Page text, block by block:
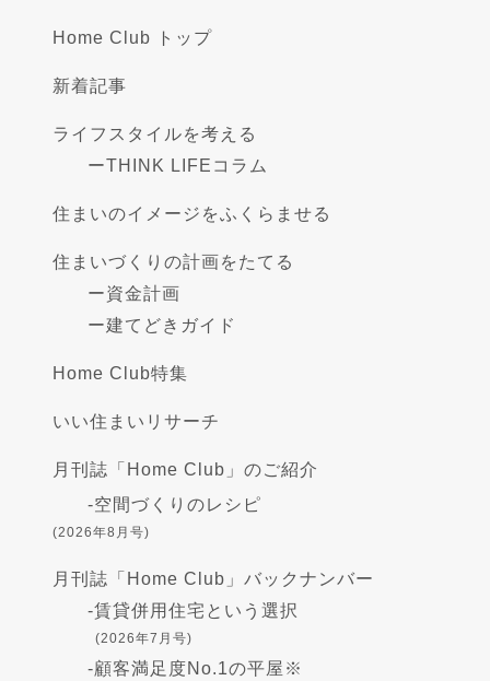
Home Club トップ
新着記事
ライフスタイルを考える
ーTHINK LIFEコラム
住まいのイメージをふくらませる
住まいづくりの計画をたてる
ー資金計画
ー建てどきガイド
Home Club特集
いい住まいリサーチ
月刊誌「Home Club」のご紹介
-空間づくりのレシピ
(2026年8月号)
月刊誌「Home Club」バックナンバー
-賃貸併用住宅という選択
(2026年7月号)
-顧客満足度No.1の平屋※